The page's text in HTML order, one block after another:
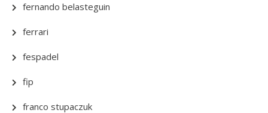
fernando belasteguin
ferrari
fespadel
fip
franco stupaczuk